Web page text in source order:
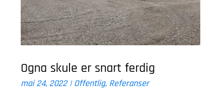
Ogna skule er snart ferdig
mai 24, 2022|Offentlig, Referanser